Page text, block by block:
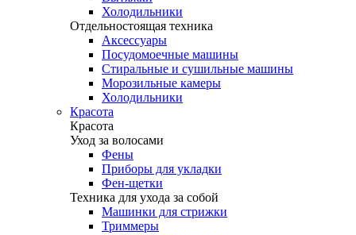
Холодильники
Отдельностоящая техника
Аксессуары
Посудомоечные машины
Стиральные и сушильные машины
Морозильные камеры
Холодильники
Красота
Красота
Уход за волосами
Фены
Приборы для укладки
Фен-щетки
Техника для ухода за собой
Машинки для стрижки
Триммеры